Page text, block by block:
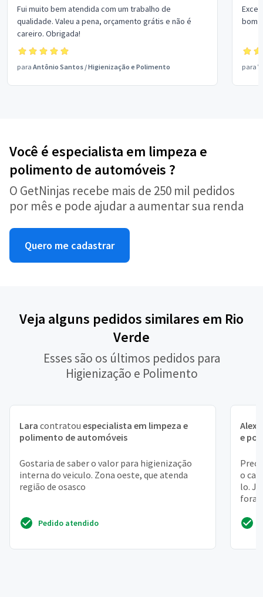
Fui muito bem atendida com um trabalho de
qualidade. Valeu a pena, orçamento grátis e não é
careiro. Obrigada!
para Antônio Santos /Higienização e Polimento
bom
para
Você é especialista em limpeza e
polimento de automóveis ?
O GetNinjas recebe mais de 250 mil pedidos
por mês e pode ajudar a aumentar sua renda
Quero me cadastrar
Veja alguns pedidos similares em Rio
Verde
Esses são os últimos pedidos para
Higienização e Polimento
Lara contratou especialista em limpeza e
polimento de automóveis
Gostaria de saber o valor para higienização
interna do veiculo. Zona oeste, que atenda
região de osasco
Pedido atendido
e
o
lo.
fora